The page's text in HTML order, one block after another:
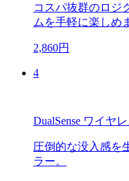
コスパ抜群のロジ
ムを手軽に楽しめ
2,860円
4
DualSense ワイヤ
圧倒的な没入感を
ラー。